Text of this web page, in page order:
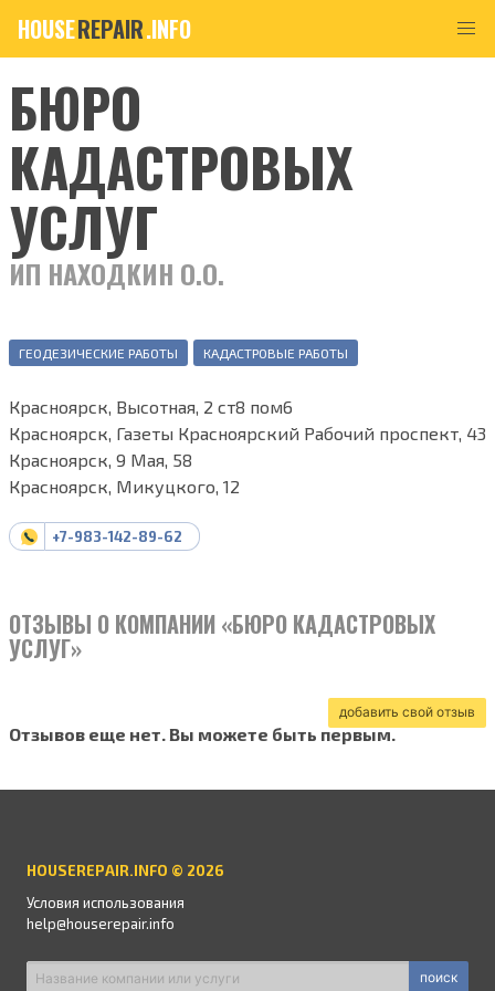
HOUSEREPAIR.INFO
БЮРО
КАДАСТРОВЫХ
УСЛУГ
ИП НАХОДКИН О.О.
ГЕОДЕЗИЧЕСКИЕ РАБОТЫ КАДАСТРОВЫЕ РАБОТЫ
Красноярск, Высотная, 2 ст8 пом6
Красноярск, Газеты Красноярский Рабочий проспект, 43
Красноярск, 9 Мая, 58
Красноярск, Микуцкого, 12
+7-983-142-89-62
ОТЗЫВЫ О КОМПАНИИ «БЮРО КАДАСТРОВЫХ
УСЛУГ»
добавить свой отзыв
Отзывов еще нет. Вы можете быть первым.
HOUSEREPAIR.INFO © 2026
Условия использования
help@houserepair.info
поиск